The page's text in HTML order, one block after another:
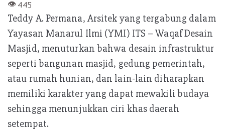
b
oo
k
itt
er s
A
p
p
Teddy A. Permana, Arsitek yang tergabung dalam
Yayasan Manarul Ilmi (YMI) ITS – Waqaf Desain
Masjid, menuturkan bahwa desain infrastruktur
seperti bangunan masjid, gedung pemerintah,
atau rumah hunian, dan lain-lain diharapkan
memiliki karakter yang dapat mewakili budaya
sehingga menunjukkan ciri khas daerah
setempat.